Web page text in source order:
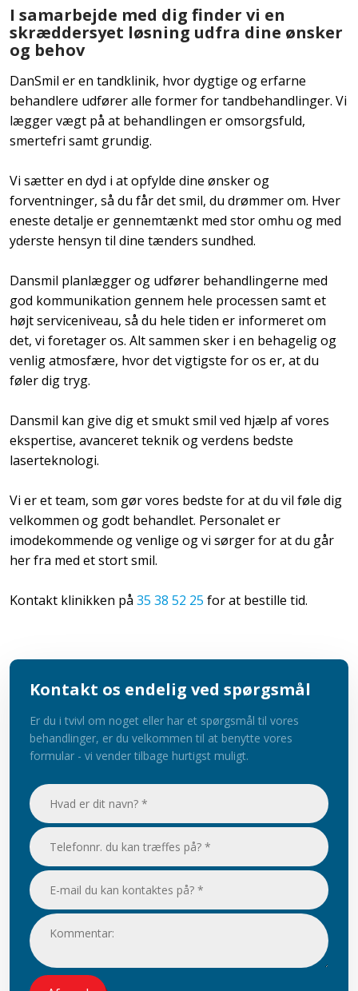
I samarbejde med dig finder vi en
skræddersyet løsning udfra dine ønsker
og behov
​DanSmil er en tandklinik, hvor dygtige og erfarne
behandlere udfører alle former for tandbehandlinger. Vi
lægger vægt på at behandlingen er omsorgsfuld,
smertefri samt grundig.
Vi sætter en dyd i at opfylde dine ønsker og
forventninger, så du får det smil, du drømmer om. Hver
eneste detalje er gennemtænkt med stor omhu og med
yderste hensyn til dine tænders sundhed.
Dansmil planlægger og udfører behandlingerne med
god kommunikation gennem hele processen samt et
højt serviceniveau, så du hele tiden er informeret om
det, vi foretager os. Alt sammen sker i en behagelig og
venlig atmosfære, hvor det vigtigste for os er, at du
føler dig tryg.
Dansmil kan give dig et smukt smil ved hjælp af vores
ekspertise, avanceret teknik og verdens bedste
laserteknologi.​
​Vi er et team, som gør vores bedste for at du vil føle dig
velkommen og godt behandlet. Personalet er
imodekommende og venlige og vi sørger for at du går
her fra med et stort smil.​
Kontakt klinikken på35 38 52 25 for at bestille tid.
Kontakt os endelig ved spørgsmål
Er du i tvivl om noget eller har et spørgsmål til vores
behandlinger, er du velkommen til at benytte vores
formular - vi vender tilbage hurtigst muligt.